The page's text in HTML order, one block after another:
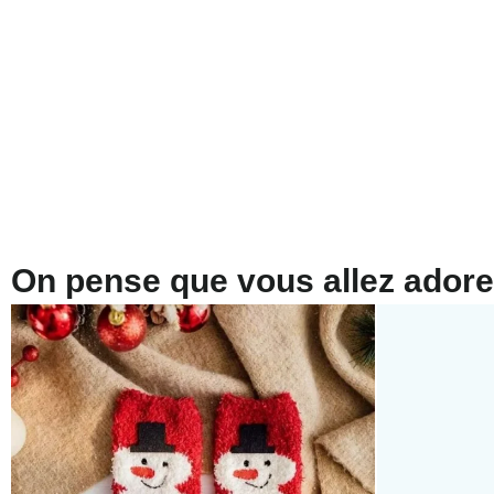
On pense que vous allez